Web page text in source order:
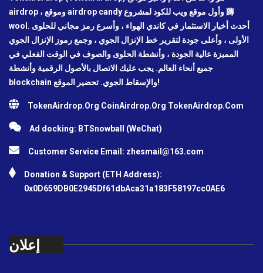
airdrop ، وموقع airdrop candy وأول موقع ويب للكود لمشروع 薅
wool. أحدث أخبار الاستثمار في كاندي الهواء ، وأسرع رمز مجاني للحلوى
الأولى ، وأعلى جودة لتقرير خط الإنزال الجوي ، وجمع رموز الإنزال الجوي
المميزة عالية الجودة ، وأنشطة الحلوى والصوف في الوقت الفعلي في
جميع أنحاء العالم. يجب عليك الاتصال بالأصول الرقمية وأنشطة
blockchain والإسقاط الجوي. تحضير الموقع!
TokenAirdrop.Org CoinAirdrop.Org TokenAirdrop.Com
Ad docking: BTSnowball (WeChat)
Customer Service Email: zhesmail@163.com
Donation & Support (ETH Address):
0x0D659DB0E2945Df61dbAca31a183F58197cc0AE6
إعلان